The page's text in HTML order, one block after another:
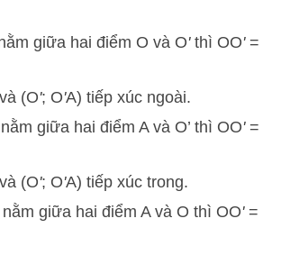
giữa hai điểm O và O'thì OO'=
(O'; O'A) tiếp xúc ngoài.
giữa hai điểm A và O’ thì OO'=
(O'; O'A) tiếp xúc trong.
giữa hai điểm A và O thì OO'=